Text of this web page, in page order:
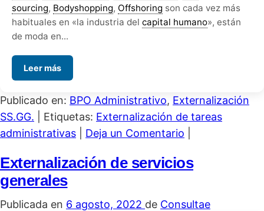
sourcing, Bodyshopping, Offshoring son cada vez más
habituales en «la industria del capital humano», están
de moda en...
Leer más
Publicado en: BPO Administrativo, Externalización
SS.GG.
Etiquetas: Externalización de tareas
administrativas
Deja un Comentario
Externalización de servicios
generales
Publicada en 6 agosto, 2022 de Consultae